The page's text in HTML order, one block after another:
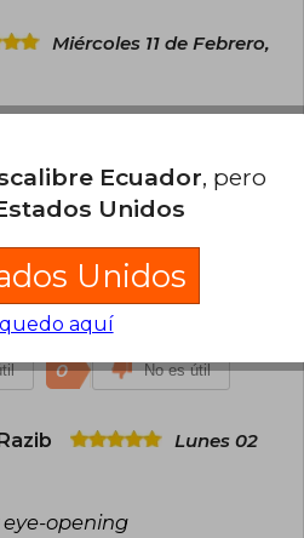
Miércoles 11 de Febrero,
0 No es útil
Martes 17 de Febrero,
to read.
0 No es útil
Lunes 02
opening
Ecuador, pero
Unidos
Unidos
aquí